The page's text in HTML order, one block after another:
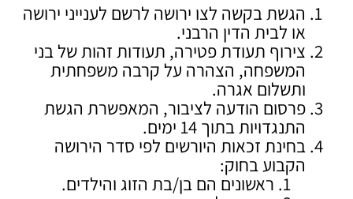
הגשת בקשה לצו ירושה לרשם לענייני ירושה
או לבית הדין הרבני.
צירוף תעודת פטירה, תעודות זהות של בני
המשפחה, הצהרה על קרבה משפחתית
ותשלום אגרה.
פרסום הודעה לציבור, המאפשרת הגשת
התנגדויות בתוך 14 ימים.
בחינת זכאות היורשים לפי סדר הירושה
הקבוע בחוק:
ראשונים הם בן/בת הזוג והילדים.